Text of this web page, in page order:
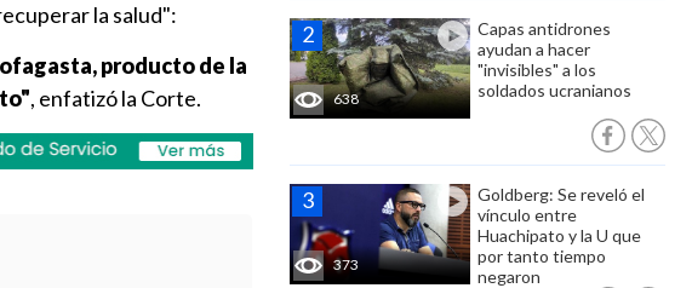
638
Capas antidrones
ayudan a hacer
"invisibles" a los
soldados ucranianos
373
Goldberg: Se reveló el
vínculo entre
Huachipato y la U que
por tanto tiempo
negaron
la salud":
producto de la
, enfatizó la Corte.